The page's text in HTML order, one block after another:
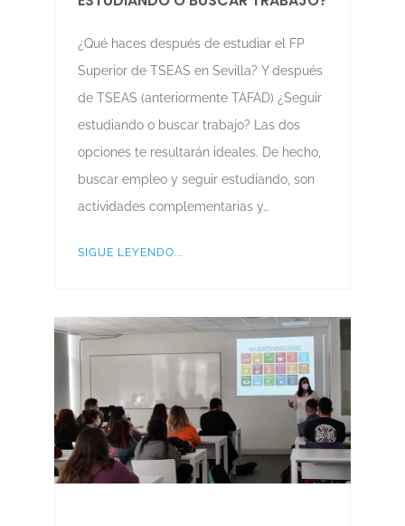
¿Qué haces después de estudiar el FP
Superior de TSEAS en Sevilla? Y después
de TSEAS (anteriormente TAFAD) ¿Seguir
estudiando o buscar trabajo? Las dos
opciones te resultarán ideales. De hecho,
buscar empleo y seguir estudiando, son
actividades complementarias y…
SIGUE LEYENDO...